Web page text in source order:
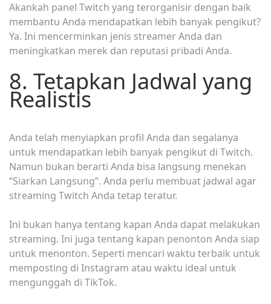
Akankah panel Twitch yang terorganisir dengan baik
membantu Anda mendapatkan lebih banyak pengikut?
Ya. Ini mencerminkan jenis streamer Anda dan
meningkatkan merek dan reputasi pribadi Anda.
8. Tetapkan Jadwal yang
Realistis
Anda telah menyiapkan profil Anda dan segalanya
untuk mendapatkan lebih banyak pengikut di Twitch.
Namun bukan berarti Anda bisa langsung menekan
“Siarkan Langsung”. Anda perlu membuat jadwal agar
streaming Twitch Anda tetap teratur.
Ini bukan hanya tentang kapan Anda dapat melakukan
streaming. Ini juga tentang kapan penonton Anda siap
untuk menonton. Seperti mencari waktu terbaik untuk
memposting di Instagram atau waktu ideal untuk
mengunggah di TikTok.